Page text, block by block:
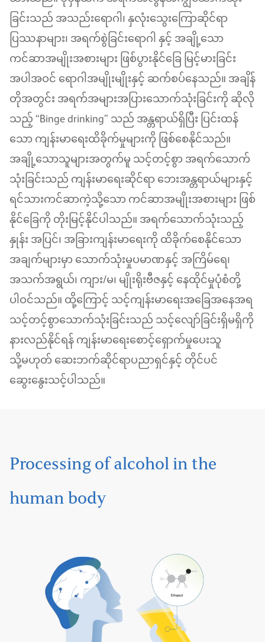
ခြင်းသည် အသည်းရောဂါ၊ နှလုံးသွေးကြောဆိုင်ရာ
ပြဿနာများ၊ အရက်စွဲခြင်းရောဂါ နှင့် အချို့သော
ကင်ဆာအမျိုးအစားများ ဖြစ်ပွားနိုင်ခြေ မြင့်မားခြင်း
အပါအဝင် ရောဂါအမျိုးမျိုးနှင့် ဆက်စပ်နေသည်။ အချိန်
တိုအတွင်း အရက်အများအပြားသောက်သုံးခြင်းကို ဆိုလို
သည့် “Binge drinking” သည် အန္တရာယ်ရှိပြီး ပြင်းထန်
သော ကျန်းမာရေးထိခိုက်မှုများကို ဖြစ်စေနိုင်သည်။
အချို့သောသူများအတွက်မူ သင့်တင့်စွာ အရက်သောက်
သုံးခြင်းသည် ကျန်းမာရေးဆိုင်ရာ ဘေးအန္တရာယ်များနှင့်
ရင်သားကင်ဆာကဲ့သို့သော ကင်ဆာအမျိုးအစားများ ဖြစ်
နိုင်ခြေကို တိုးမြင့်နိုင်ပါသည်။ အရက်သောက်သုံးသည့်
နှုန်း အပြင်၊ အခြားကျန်းမာရေးကို ထိခိုက်စေနိုင်သော
အချက်များမှာ သောက်သုံးမှုပမာဏနှင့် အကြိမ်ရေ၊
အသက်အရွယ်၊ ကျား/မ၊ မျိုးရိုးဗီဇနှင့် နေထိုင်မှုပုံစံတို့
ပါဝင်သည်။ ထို့ကြောင့် သင့်ကျန်းမာရေးအခြေအနေအရ
သင့်တင့်စွာသောက်သုံးခြင်းသည် သင့်လျော်ခြင်းရှိမရှိကို
နားလည်နိုင်ရန် ကျန်းမာရေးစောင့်ရှောက်မှုပေးသူ
သို့မဟုတ် ဆေးဘက်ဆိုင်ရာပညာရှင်နှင့် တိုင်ပင်
ဆွေးနွေးသင့်ပါသည်။
Processing of alcohol in the
human body